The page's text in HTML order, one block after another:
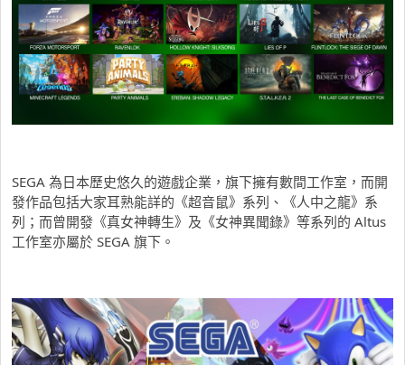
SEGA 為日本歷史悠久的遊戲企業，旗下擁有數間工作室，而開
發作品包括大家耳熟能詳的《超音鼠》系列、《人中之龍》系
列；而曾開發《真女神轉生》及《女神異聞錄》等系列的 Altus
工作室亦屬於 SEGA 旗下。